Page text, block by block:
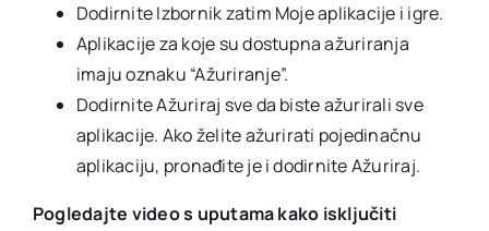
Dodirnite Izbornik zatim Moje aplikacije i igre.
Aplikacije za koje su dostupna ažuriranja
imaju oznaku “Ažuriranje”.
Dodirnite Ažuriraj sve da biste ažurirali sve
aplikacije. Ako želite ažurirati pojedinačnu
aplikaciju, pronađite je i dodirnite Ažuriraj.
Pogledajte video s uputama kako isključiti